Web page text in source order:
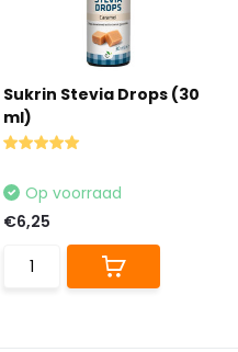
Sukrin Stevia Drops (30
ml)
Op voorraad
€6,25